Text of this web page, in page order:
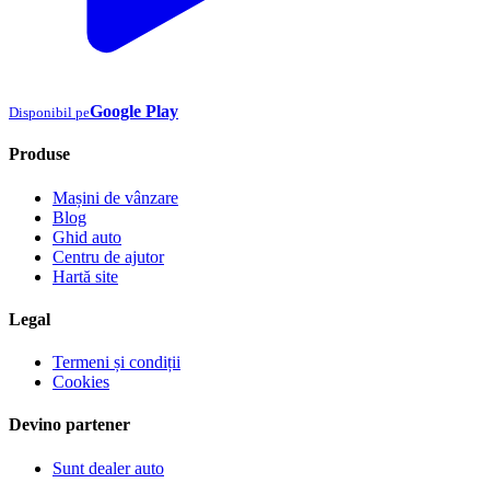
Disponibil peGoogle Play
Produse
Mașini de vânzare
Blog
Ghid auto
Centru de ajutor
Hartă site
Legal
Termeni și condiții
Cookies
Devino partener
Sunt dealer auto